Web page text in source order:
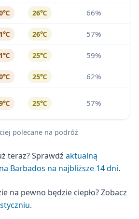
26℃ 66%
26℃ 57%
25℃ 59%
25℃ 62%
25℃ 57%
polecane na podróż
teraz? Sprawdź aktualną
Barbados na najbliższe 14 dni.
na pewno będzie ciepło? Zobacz
.